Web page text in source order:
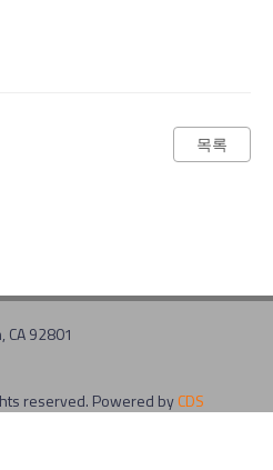
목록
CA 92801
reserved. Powered byCDS